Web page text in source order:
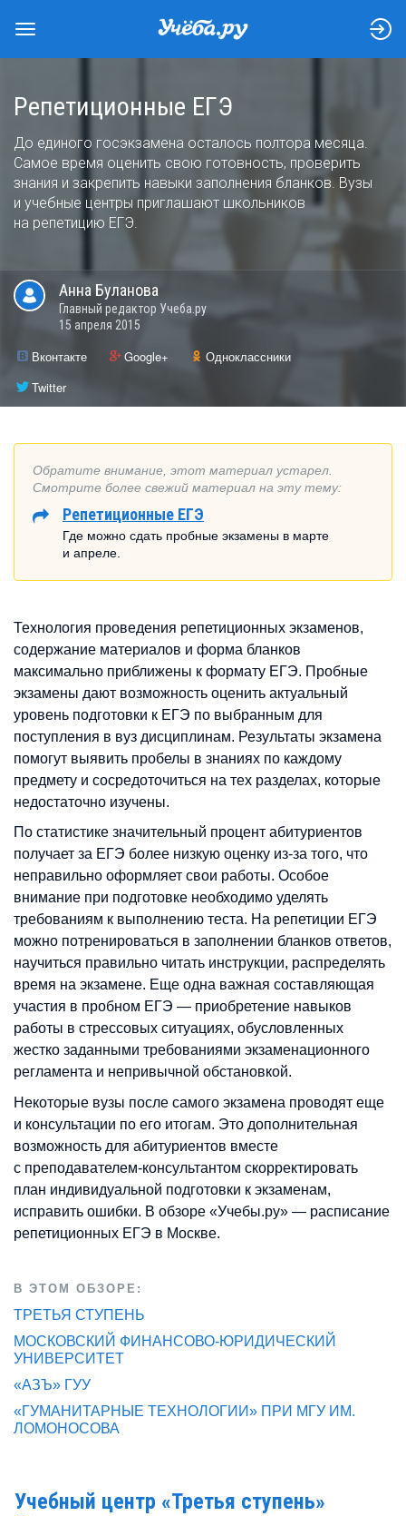
Репетиционные ЕГЭ
До единого госэкзамена осталось полтора месяца.
Самое время оценить свою готовность, проверить
знания и закрепить навыки заполнения бланков. Вузы
и учебные центры приглашают школьников
на репетицию ЕГЭ.
АннаБуланова
Главный редактор Учеба.ру
15 апреля 2015
Вконтакте Google+
Одноклассники
Twitter
Обратите внимание, этот материал устарел.
Смотрите более свежий материал на эту тему:
Репетиционные ЕГЭ
Где можно сдать пробные экзамены в марте
и апреле.
Технология проведения репетиционных экзаменов,
содержание материалов и форма бланков
максимально приближены к формату ЕГЭ. Пробные
экзамены дают возможность оценить актуальный
уровень подготовки к ЕГЭ по выбранным для
поступления в вуз дисциплинам. Результаты экзамена
помогут выявить пробелы в знаниях по каждому
предмету и сосредоточиться на тех разделах, которые
недостаточно изучены.
По статистике значительный процент абитуриентов
получает за ЕГЭ более низкую оценку из-за того, что
неправильно оформляет свои работы. Особое
внимание при подготовке необходимо уделять
требованиям к выполнению теста. На репетиции ЕГЭ
можно потренироваться в заполнении бланков ответов,
научиться правильно читать инструкции, распределять
время на экзамене. Еще одна важная составляющая
участия в пробном ЕГЭ — приобретение навыков
работы в стрессовых ситуациях, обусловленных
жестко заданными требованиями экзаменационного
регламента и непривычной обстановкой.
Некоторые вузы после самого экзамена проводят еще
и консультации по его итогам. Это дополнительная
возможность для абитуриентов вместе
с преподавателем-консультантом скорректировать
план индивидуальной подготовки к экзаменам,
исправить ошибки. В обзоре «Учебы.ру» — расписание
репетиционных ЕГЭ в Москве.
В ЭТОМ ОБЗОРЕ:
ТРЕТЬЯ СТУПЕНЬ
МОСКОВСКИЙ ФИНАНСОВО-ЮРИДИЧЕСКИЙ
УНИВЕРСИТЕТ
«АЗЪ» ГУУ
«ГУМАНИТАРНЫЕ ТЕХНОЛОГИИ» ПРИ МГУ ИМ.
ЛОМОНОСОВА
Учебный центр «Третья ступень»